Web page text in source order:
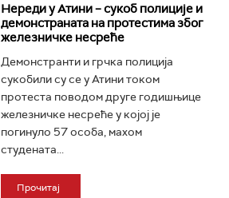
Нереди у Атини – сукоб полиције и
демонстраната на протестима због
железничке несреће
Демонстранти и грчка полиција
сукобили су се у Атини током
протеста поводом друге годишњице
железничке несреће у којој је
погинуло 57 особа, махом
студената...
Прочитај